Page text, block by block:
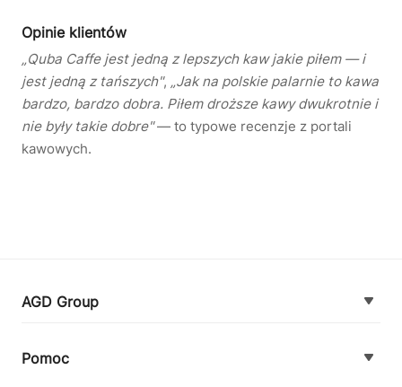
Opinie klientów
„Quba Caffe jest jedną z lepszych kaw jakie piłem — i
jest jedną z tańszych", „Jak na polskie palarnie to kawa
bardzo, bardzo dobra. Piłem droższe kawy dwukrotnie i
nie były takie dobre"— to typowe recenzje z portali
kawowych.
AGD Group
Pomoc